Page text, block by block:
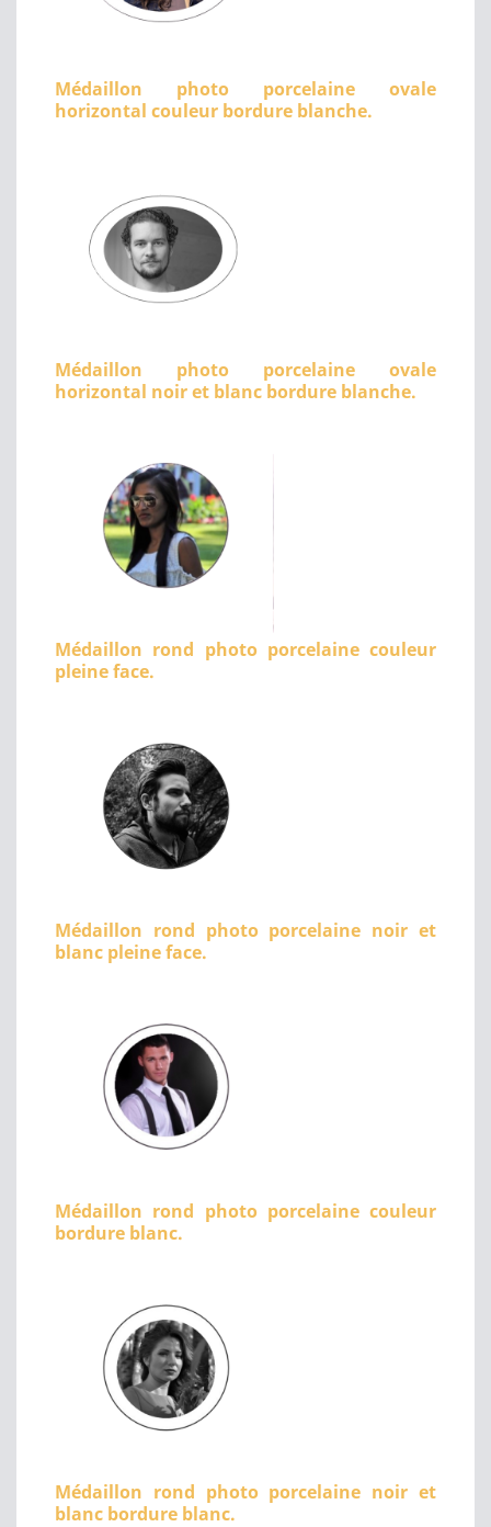
Médaillon photo porcelaine ovale
horizontal couleur bordure blanche.
Médaillon photo porcelaine ovale
horizontal noir et blanc bordure blanche.
Médaillon rond photo porcelaine couleur
pleine face.
Médaillon rond photo porcelaine noir et
blanc pleine face.
Médaillon rond photo porcelaine couleur
bordure blanc.
Médaillon rond photo porcelaine noir et
blanc bordure blanc.